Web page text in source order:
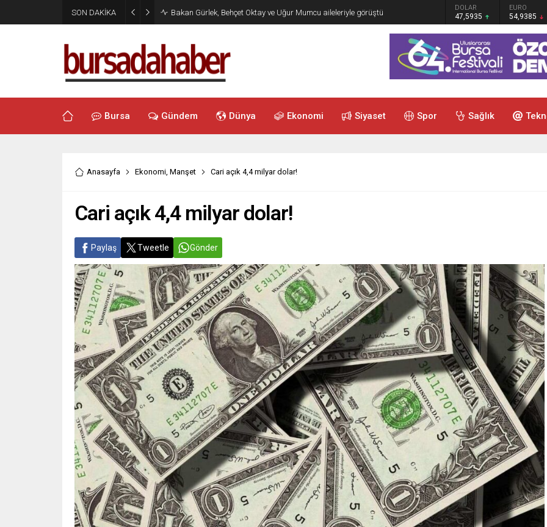
SON DAKİKA Bakan Gürlek, Behçet Oktay ve Uğur Mumcu aileleriyle görüştü DOLAR
47,5935
EURO
54,9385
Bursa Gündem Dünya Ekonomi Siyaset Spor Sağlık
Anasayfa Ekonomi, Manşet Cari açık 4,4 milyar dolar!
Cari açık 4,4 milyar dolar!
Paylaş Tweetle Gönder